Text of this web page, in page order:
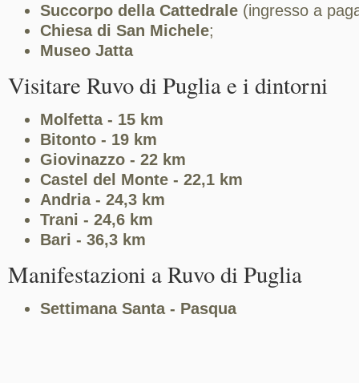
Succorpo della Cattedrale (ingresso a
Chiesa di San Michele;
Museo Jatta
Visitare Ruvo di Puglia e i dintorni
Molfetta- 15 km
Bitonto - 19 km
Giovinazzo - 22 km
Castel del Monte - 22,1 km
Andria- 24,3 km
Trani - 24,6 km
Bari - 36,3 km
Manifestazioni a Ruvo di Puglia
Settimana Santa- Pasqua